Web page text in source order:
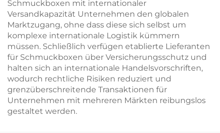
Schmuckboxen mit internationaler
Versandkapazität Unternehmen den globalen
Marktzugang, ohne dass diese sich selbst um
komplexe internationale Logistik kümmern
müssen. Schließlich verfügen etablierte Lieferanten
für Schmuckboxen über Versicherungsschutz und
halten sich an internationale Handelsvorschriften,
wodurch rechtliche Risiken reduziert und
grenzüberschreitende Transaktionen für
Unternehmen mit mehreren Märkten reibungslos
gestaltet werden.